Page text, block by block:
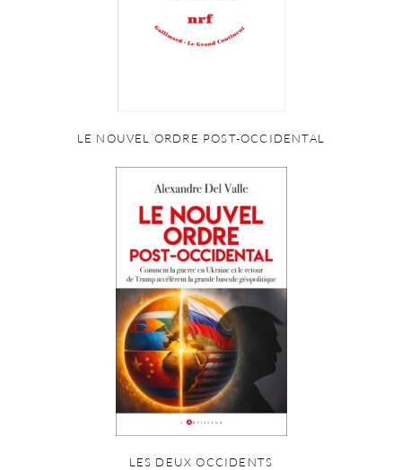
LE NOUVEL ORDRE POST-OCCIDENTAL
LES DEUX OCCIDENTS